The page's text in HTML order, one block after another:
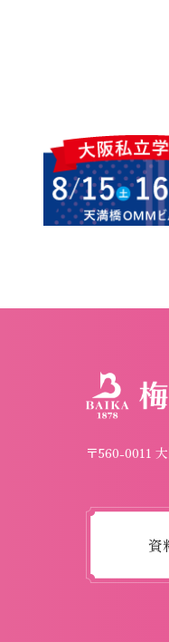
〒560-0011
資